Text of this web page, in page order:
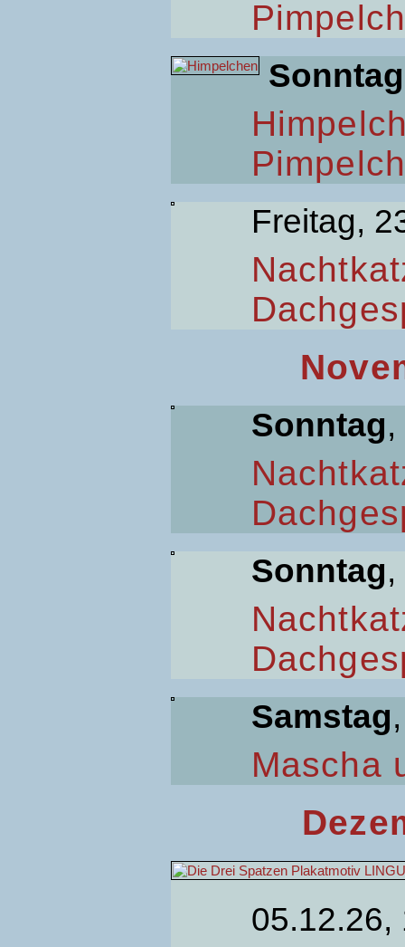
Sonntag
Freitag,
Sonntag
Sonntag
Samstag
Mascha
05.12.26,